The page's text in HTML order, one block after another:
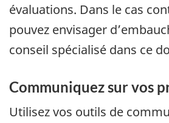
évaluations. Dans le cas
pouvez envisager
conseil spécialisé dans ce
Communiquez sur vos
Utilisez vos outils de